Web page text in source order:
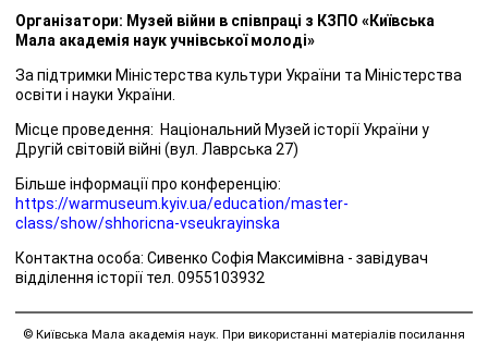
Організатори: Музей війни в співпраці з КЗПО «Київська
Мала академія наук учнівської молоді»
За підтримки Міністерства культури України та Міністерства
освіти і науки України.
Місце проведення: Національний Музей історії України у
Другій світовій війні (вул. Лаврська 27)
Більше інформації про конференцію:
https://warmuseum.kyiv.ua/education/master-
class/show/shhoricna-vseukrayinska
Контактна особа: Сивенко Софія Максимівна - завідувач
відділення історії тел. 0955103932
© Київська Мала академія наук. При використанні матеріалів посилання